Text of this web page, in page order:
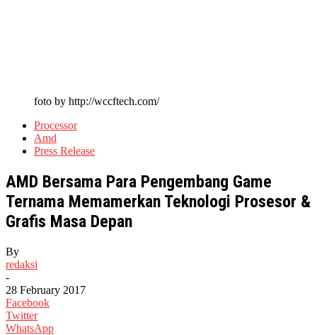
foto by http://wccftech.com/
Processor
Amd
Press Release
AMD Bersama Para Pengembang Game
Ternama Memamerkan Teknologi Prosesor &
Grafis Masa Depan
By
redaksi
-
28 February 2017
Facebook
Twitter
WhatsApp